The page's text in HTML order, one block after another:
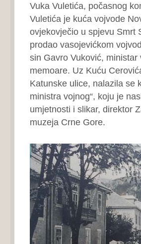
Vuka Vuletića, počasnog
Vuletića je kuća vojvode
ovjekovječio u spjevu Smrt
prodao vasojevićkom
sin Gavro Vuković,
memoare. Uz Kuću
Katunske ulice, nalazila se
ministra vojnog“, koju je
umjetnosti i slikar, direktor
muzeja Crne Gore.